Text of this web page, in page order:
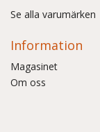
Se alla varumärken
Information
Magasinet
Om oss